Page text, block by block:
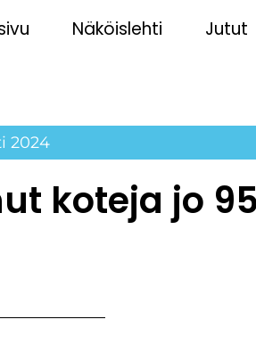
Näköislehti Jutut
2024
koteja jo 95